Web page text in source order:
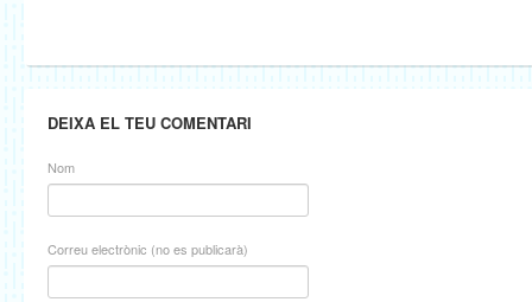
DEIXA EL TEU COMENTARI
Nom
Correu electrònic (no es publicarà)